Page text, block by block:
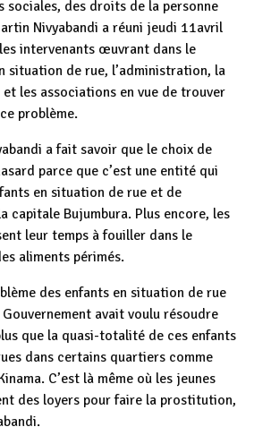
sociales, des droits de la personne
Nivyabandi a réuni jeudi 11avril
intervenants œuvrant dans le
situation de rue, l’administration, la
les associations en vue de trouver
problème.
a fait savoir que le choix de
parce que c’est une entité qui
en situation de rue et de
capitale Bujumbura. Plus encore, les
leur temps à fouiller dans le
aliments périmés.
des enfants en situation de rue
avait voulu résoudre
que la quasi-totalité de ces enfants
dans certains quartiers comme
C’est là même où les jeunes
des loyers pour faire la prostitution,